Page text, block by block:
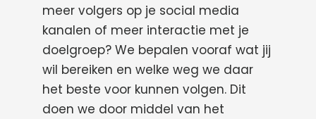
meer volgers op je social media
kanalen of meer interactie met je
doelgroep? We bepalen vooraf wat jij
wil bereiken en welke weg we daar
het beste voor kunnen volgen. Dit
doen we door middel van het